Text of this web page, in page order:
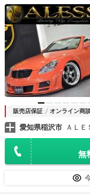
ｔｏｏｔｈオーデ
タルインナーミラ
販売店保証 オンライン商
愛知県稲沢市
無